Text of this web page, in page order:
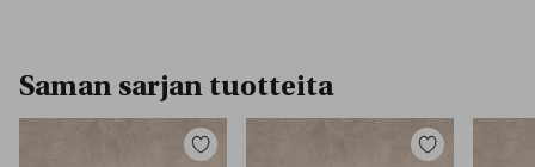
Saman sarjan tuotteita
Lisää
Lisää